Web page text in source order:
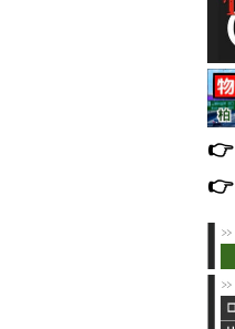
👉️
👉️